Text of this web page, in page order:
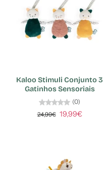
Kaloo Stimuli Conjunto 3
Gatinhos Sensoriais
(0)
24,99€ 19,99€